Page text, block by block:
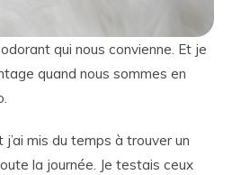
qui nous convienne. Et je
quand nous sommes en
j’ai mis du temps à trouver un
la journée. Je testais ceux